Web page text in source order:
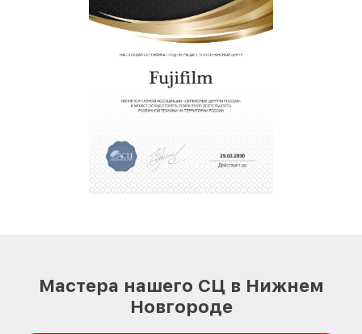
Мастера нашего СЦ в Нижнем
Новгороде